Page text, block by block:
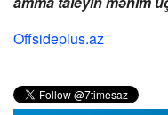
Offsideplus.az